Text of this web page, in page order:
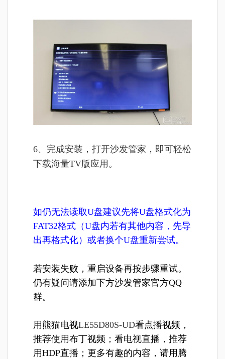
6、完成安装，打开沙发管家，即可轻松
下载海量TV版应用。
如仍无法读取U盘建议先将U盘格式化为
FAT32格式（U盘内若有其他内容，先导
出再格式化）或者换个U盘重新尝试。
若安装失败，重启设备再按步骤重试。
仍有疑问请添加下方沙发管家官方QQ
群。
用熊猫电视LE55D80S-UD看点播视频，
推荐使用布丁视频；看电视直播，推荐
用HDP直播 ；更多有趣的内容，请用 腾